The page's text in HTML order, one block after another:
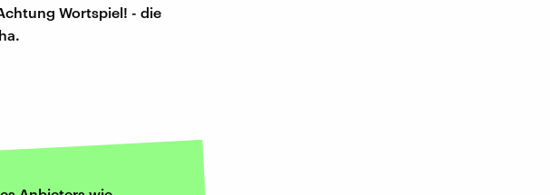
Wortspiel! - die